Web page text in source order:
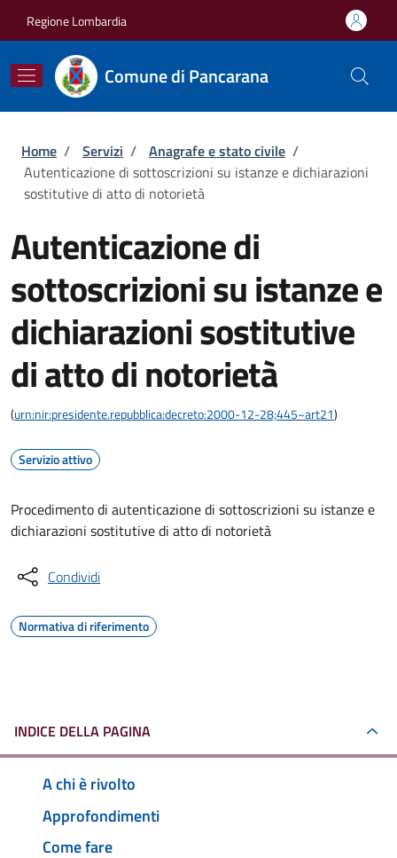
Regione Lombardia
Comune di Pancarana
Briciole di pane
Home / Servizi / Anagrafe e stato civile /
Autenticazione di sottoscrizioni su istanze e dichiarazioni
sostitutive di atto di notorietà
Autenticazione di
sottoscrizioni su istanze e
dichiarazioni sostitutive
di atto di notorietà
(urn:nir:presidente.repubblica:decreto:2000-12-28;445~art21)
Servizio attivo
Procedimento di autenticazione di sottoscrizioni su istanze e
dichiarazioni sostitutive di atto di notorietà
Condividi
Normativa di riferimento
INDICE DELLA PAGINA
A chi è rivolto
Approfondimenti
Come fare